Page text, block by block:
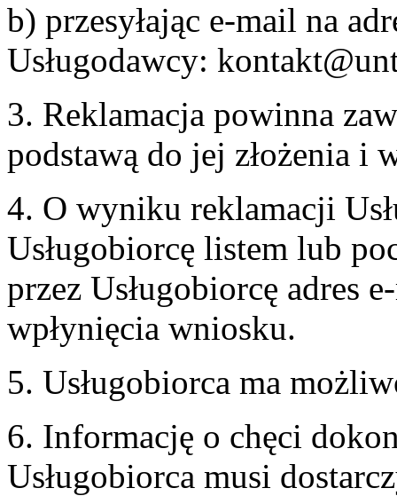
b) przesyłając e-mail na
Usługodawcy:
3. Reklamacja powinna
podstawą do jej złożenia i
4. O wyniku reklamacji
Usługobiorcę listem lub
przez Usługobiorcę adres
wpłynięcia wniosku.
5. Usługobiorca ma
6. Informację o chęci
Usługobiorca musi